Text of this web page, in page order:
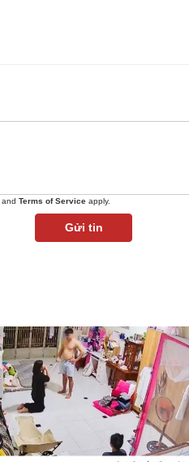
and Terms of Service apply.
Gửi tin